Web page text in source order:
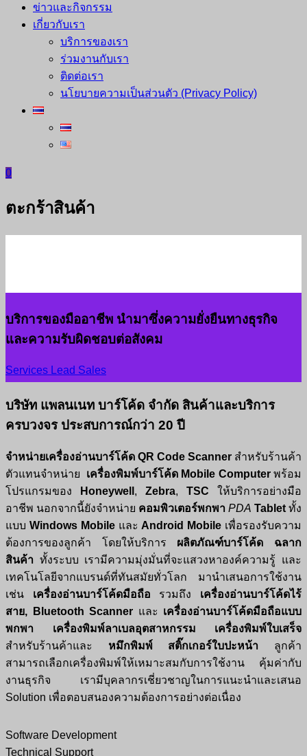
ข่าวและกิจกรรม
เกี่ยวกับเรา
บริการของเรา
ร่วมงานกับเรา
ติดต่อเรา
นโยบายความเป็นส่วนตัว (Privacy Policy)
0
ตะกร้าสินค้า
บริการของมืออาชีพ นำมาซึ่งความยั่งยืนทางธุรกิจ
และความรับผิดชอบต่อสังคม
Services Lead Sales
บริษัท แพลนเนท บาร์โค้ด จำกัด สินค้าและบริการ
ครบวงจร ประสบการณ์กว่า 20 ปี
จำหน่ายเครื่องอ่านบาร์โค้ด QR Code Scanner สำหรับร้านค้า
ตัวแทนจำหน่าย เครื่องพิมพ์บาร์โค้ด Mobile Computerพร้อม
โปรแกรมของ
Honeywell , Zebra, TSC ให้บริการอย่างมือ
อาชีพ นอกจากนี้ยังจำหน่าย คอมพิวเตอร์พกพา PDA Tablet ทั้ง
แบบ Windows Mobileและ Android Mobile เพื่อรองรับความ
ต้องการของลูกค้า โดยให้บริการ ผลิตภัณฑ์บาร์โค้ด ฉลาก
สินค้า ทั้งระบบ เรามีความมุ่งมั่นที่จะแสวงหาองค์ความรู้ และ
เทคโนโลยีจากแบรนด์ที่ทันสมัยทั่วโลก มานำเสนอการใช้งาน
เช่น เครื่องอ่านบาร์โค้ดมือถือ รวมถึง เครื่องอ่านบาร์โค้ดไร้
สาย, Bluetooth Scanner และ เครื่องอ่านบาร์โค้ดมือถือแบบ
พกพา
เครื่องพิมพ์ลาเบลอุตสาหกรรม เครื่องพิมพ์ใบเสร็จ
สำหรับร้านค้าและ หมึกพิมพ์ สติ๊กเกอร์ใบปะหน้า ลูกค้า
สามารถเลือกเครื่องพิมพ์ให้เหมาะสมกับการใช้งาน คุ้มค่ากับ
งานธุรกิจ เรามีบุคลากรเชี่ยวชาญในการแนะนำและเสนอ
Solution เพื่อตอบสนองความต้องการอย่างต่อเนื่อง
Software Development
Technical Support